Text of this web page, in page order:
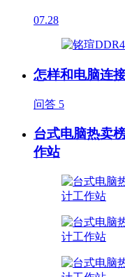
07.28
怎样和电脑连
问答 5
台式电脑热卖
作站